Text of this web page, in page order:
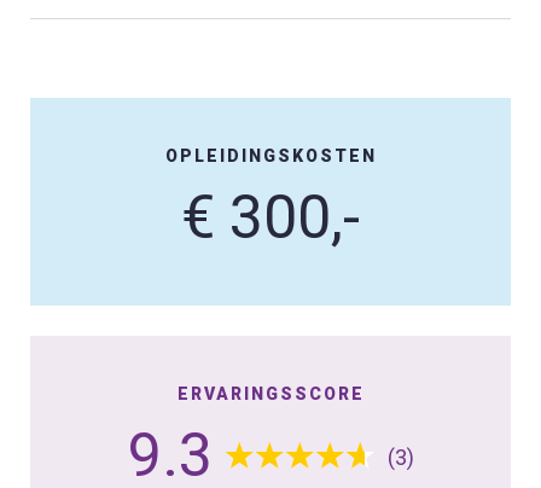
OPLEIDINGSKOSTEN
€ 300,-
ERVARINGSSCORE
9.3 (3)